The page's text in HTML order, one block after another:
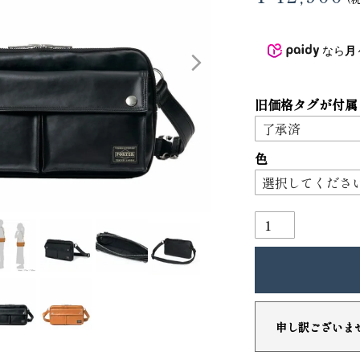
布
PORTER ポーター ウィロー ウエス
25,300
ード巾着
8,800
なら 月
旧価格タグが付
色
申し訳ございま